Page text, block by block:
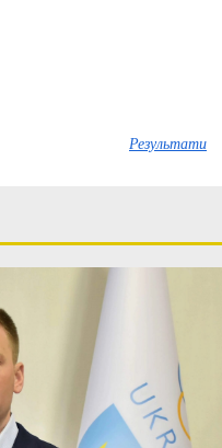
Результати